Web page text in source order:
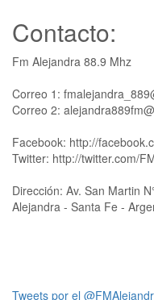
Contacto:
Fm Alejandra 88.9 Mhz
Correo 1:
Correo 2:
Facebook: http://
Twitter: http://twitter.com/
Dirección: Av. San Martin
Alejandra - Santa Fe -
Tweets por el